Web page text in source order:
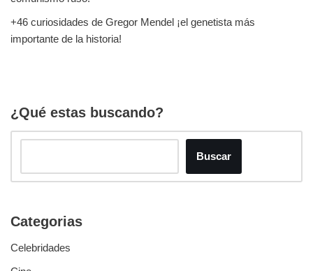
+46 curiosidades de Gregor Mendel ¡el genetista más
importante de la historia!
¿Qué estas buscando?
Buscar
Categorias
Celebridades